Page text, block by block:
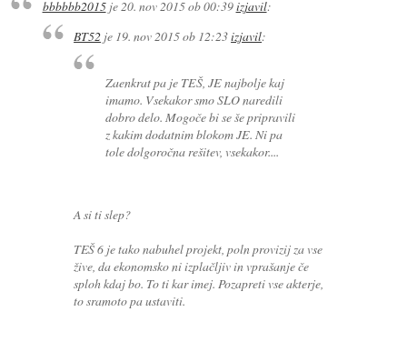
bbbbbb2015je20. nov 2015 ob 00:39izjavil:
BT52 je 19. nov 2015 ob 12:23izjavil:
Zaenkrat pa je TEŠ, JE najbolje kaj
imamo. Vsekakor smo SLO naredili
dobro delo. Mogoče bi se še pripravili
z kakim dodatnim blokom JE. Ni pa
tole dolgoročna rešitev, vsekakor....
A si ti slep?
TEŠ 6 je tako nabuhel projekt, poln provizij za vse
žive, da ekonomsko ni izplačljiv in vprašanje če
sploh kdaj bo. To ti kar imej. Pozapreti vse akterje,
to sramoto pa ustaviti.